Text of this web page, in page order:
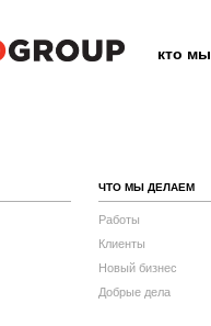
кто мы
ЧТО МЫ ДЕЛАЕМ
Работы
Клиенты
Новый бизнес
Добрые дела